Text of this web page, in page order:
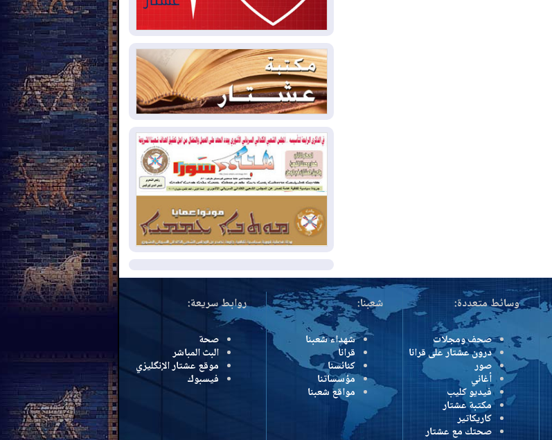
2026-08-02
مشروع "حسابي" يُمهل
الموظفين حتى نهاية أغسطس لاستلام
بطاقاتهم المصرفية
2026-08-02دمشق وعمّان تحذران بغداد:
أي هجوم من أراضي العراق سيواجه برد
2026-08-02ترامب: الولايات المتحدة
وإسرائيل تعلقان شن ضربات على إيران
2026-08-01تقرير: الولايات المتحدة تسحب
منظومة باتريوت الدفاعية من أربيل
2026-08-01
النفط: اتفاقية ثلاثية لاستئناف
التصدير عبر جيهان بطاقة 750 ألف برميل
يومياً
المزيد
وسائط متعددة:
صحف ومجلات
درون عشتار على قرانا
صور
أغاني
فيديو كليب
مكتبة عشتار
كاريكاتير
صحتك مع عشتار
شعبنا:
شهداء شعبنا
قرانا
كنائسنا
مؤسساتنا
مواقع شعبنا
روابط سريعة:
صحة
البث المباشر
موقع عشتار الإنگليزي
فيسبوك